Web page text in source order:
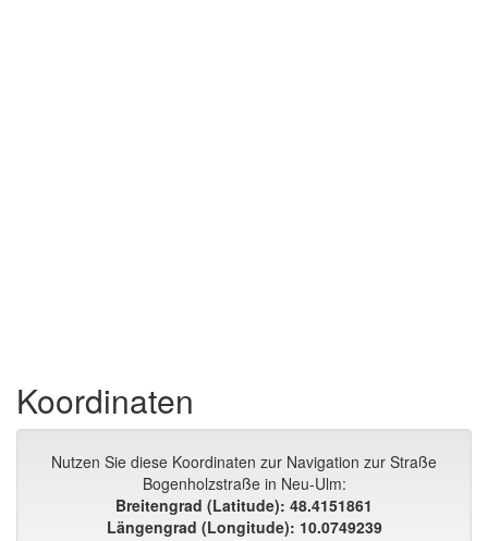
Koordinaten
Nutzen Sie diese Koordinaten zur Navigation zur Straße
Bogenholzstraße in Neu-Ulm:
Breitengrad (Latitude): 48.4151861
Längengrad (Longitude): 10.0749239